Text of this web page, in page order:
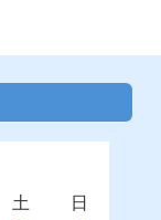
土
日